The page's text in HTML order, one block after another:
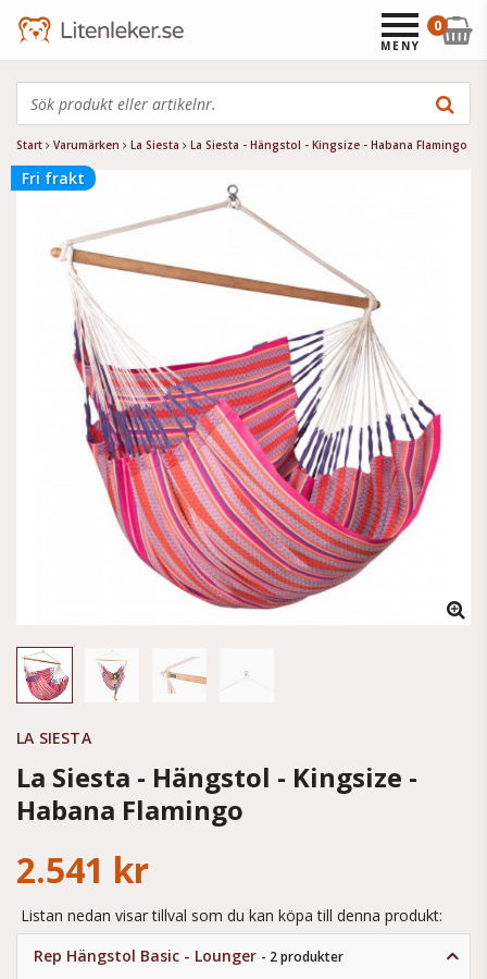
Start Varumärken La Siesta La Siesta - Hängstol - Kingsize - Habana Flamingo
Fri frakt
LA SIESTA
La Siesta - Hängstol - Kingsize -
Habana Flamingo
2.541 kr
Listan nedan visar tillval som du kan köpa till denna produkt:
Rep Hängstol Basic - Lounger - 2 produkter
0
MENY